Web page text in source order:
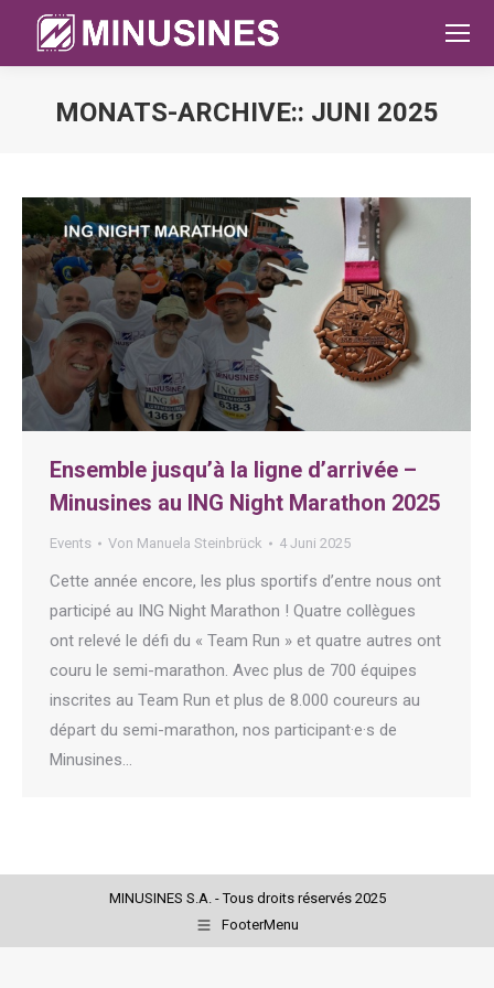
MONATS-ARCHIVE:: JUNI 2025
Ensemble jusqu’à la ligne d’arrivée –
Minusines au ING Night Marathon 2025
Events Von Manuela Steinbrück 4 Juni 2025
Cette année encore, les plus sportifs d’entre nous ont
participé au ING Night Marathon ! Quatre collègues
ont relevé le défi du « Team Run » et quatre autres ont
couru le semi-marathon. Avec plus de 700 équipes
inscrites au Team Run et plus de 8.000 coureurs au
départ du semi-marathon, nos participant·e·s de
Minusines…
MINUSINES S.A. - Tous droits réservés 2025
FooterMenu